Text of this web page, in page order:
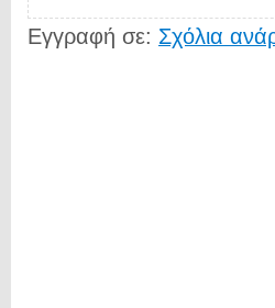
Εγγραφή σε: Σχόλια